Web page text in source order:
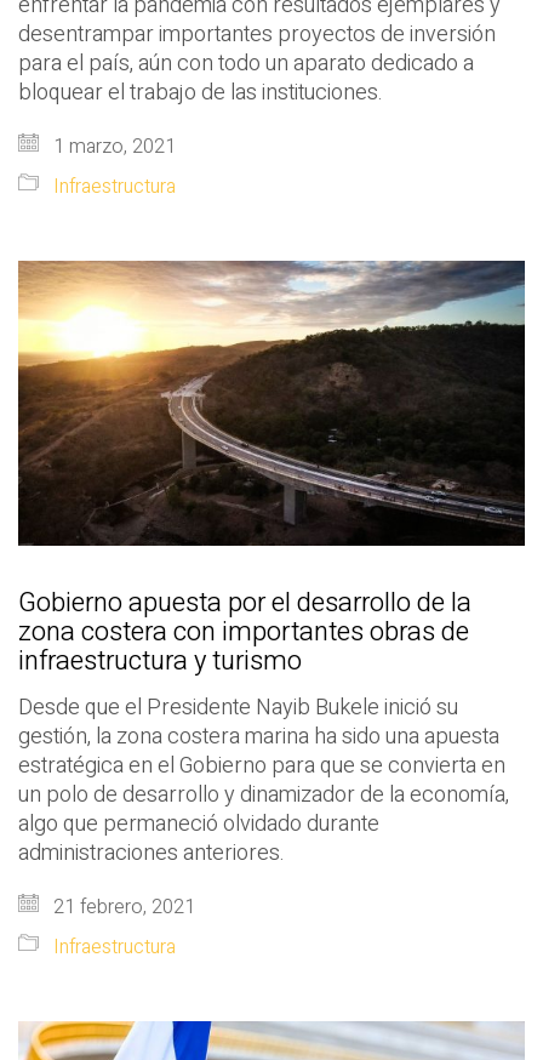
desentrampar importantes proyectos de inversión
para el país, aún con todo un aparato dedicado a
bloquear el trabajo de las instituciones.
1 marzo, 2021
Infraestructura
Gobierno apuesta por el desarrollo de la
zona costera con importantes obras de
infraestructura y turismo
Desde que el Presidente Nayib Bukele inició su
gestión, la zona costera marina ha sido una apuesta
estratégica en el Gobierno para que se convierta en
un polo de desarrollo y dinamizador de la economía,
algo que permaneció olvidado durante
administraciones anteriores.
21 febrero, 2021
Infraestructura